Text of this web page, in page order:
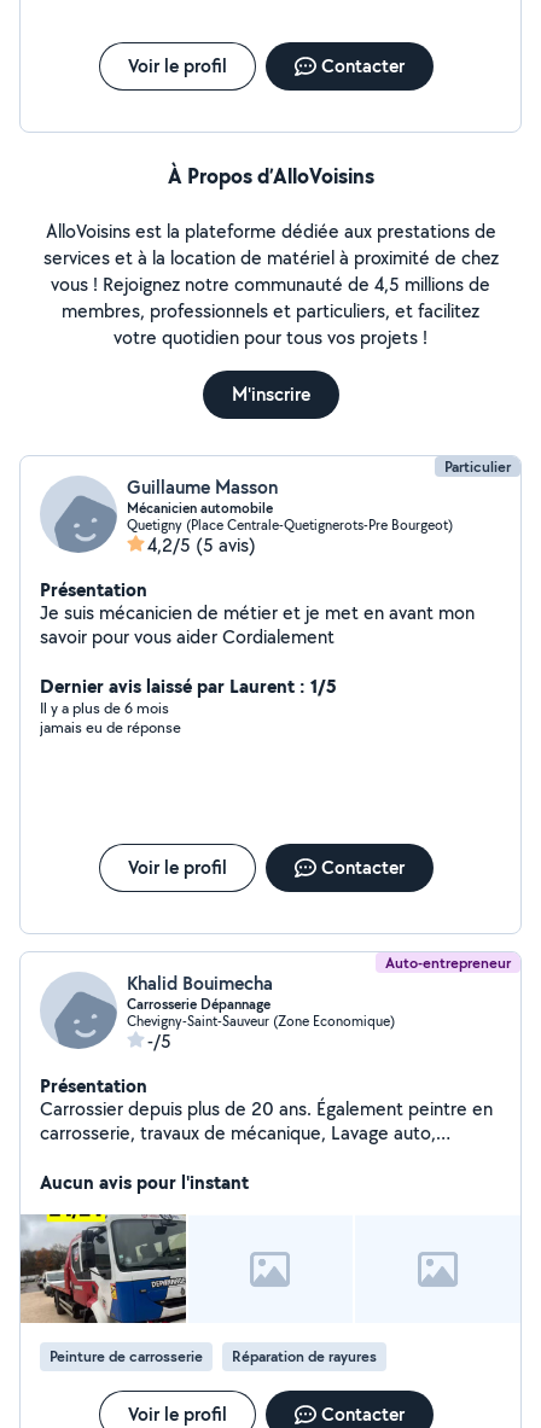
Voir le profil Contacter
À Propos d’AlloVoisins
AlloVoisins est la plateforme dédiée aux prestations de
services et à la location de matériel à proximité de chez
vous ! Rejoignez notre communauté de 4,5 millions de
membres, professionnels et particuliers, et facilitez
votre quotidien pour tous vos projets !
M'inscrire
Particulier
Guillaume Masson
Mécanicien automobile
Quetigny (Place Centrale-Quetignerots-Pre Bourgeot)
4,2/5 (5 avis)
Présentation
Je suis mécanicien de métier et je met en avant mon
savoir pour vous aider Cordialement
Dernier avis laissé par Laurent : 1/5
Il y a plus de 6 mois
jamais eu de réponse
Voir le profil Contacter
Auto-entrepreneur
Khalid Bouimecha
Carrosserie Dépannage
Chevigny-Saint-Sauveur (Zone Economique)
-/5
Présentation
Carrossier depuis plus de 20 ans. Également peintre en
carrosserie, travaux de mécanique, Lavage auto,
Remorquage.. N'hésiter pas dispo du lundi au samedi
Aucun avis pour l'instant
Peinture de carrosserie Réparation de rayures
Voir le profil Contacter